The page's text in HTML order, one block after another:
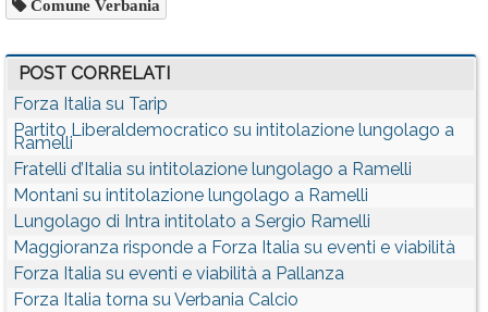
Comune Verbania
POST CORRELATI
Forza Italia su Tarip
Partito Liberaldemocratico su intitolazione lungolago a
Ramelli
Fratelli d’Italia su intitolazione lungolago a Ramelli
Montani su intitolazione lungolago a Ramelli
Lungolago di Intra intitolato a Sergio Ramelli
Maggioranza risponde a Forza Italia su eventi e viabilità
Forza Italia su eventi e viabilità a Pallanza
Forza Italia torna su Verbania Calcio